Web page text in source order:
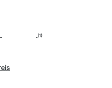
(1)